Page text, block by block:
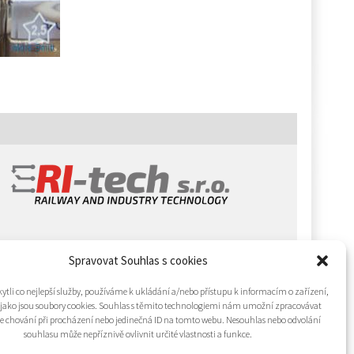
Spravovat Souhlas s cookies
co nejlepší služby, používáme k ukládání a/nebo přístupu k informacím o zařízení,
jsou soubory cookies. Souhlas s těmito technologiemi nám umožní zpracovávat
chování při procházení nebo jedinečná ID na tomto webu. Nesouhlas nebo odvolání
souhlasu může nepříznivě ovlivnit určité vlastnosti a funkce.